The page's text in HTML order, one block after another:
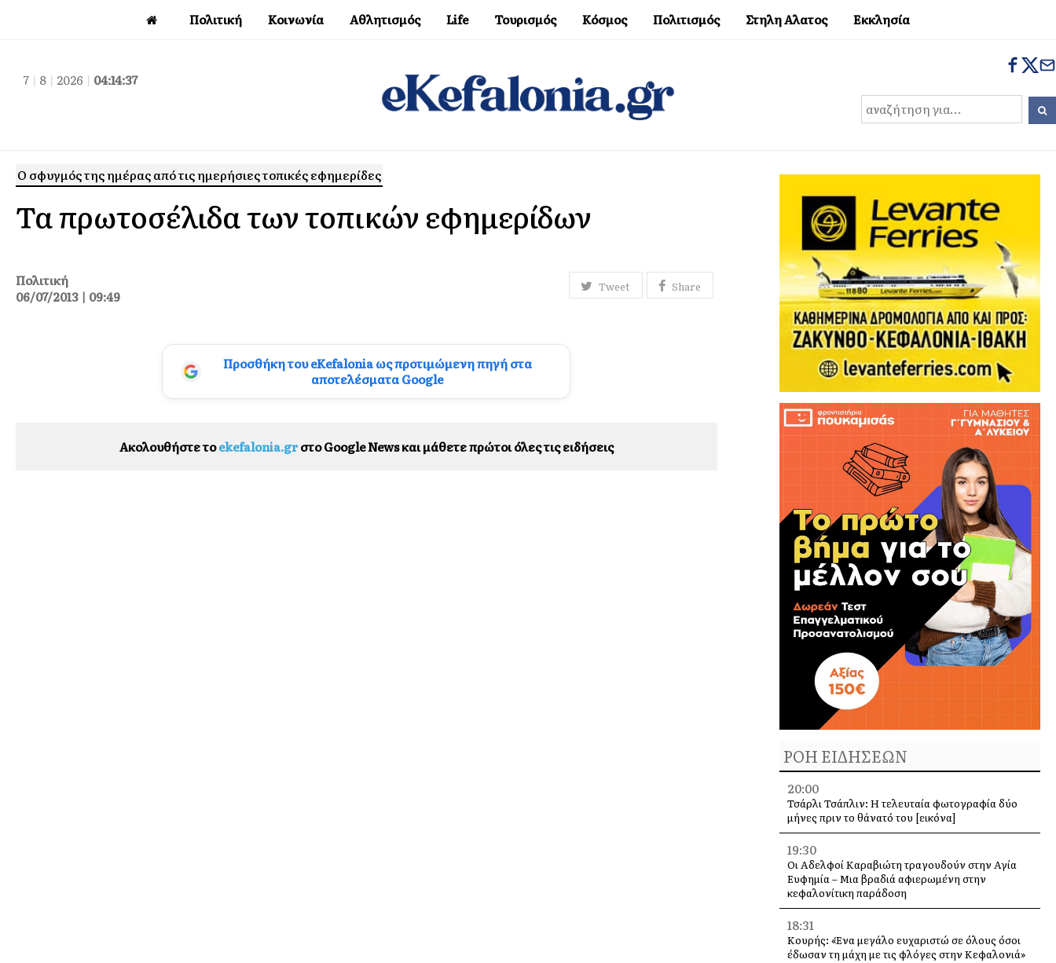
Πολιτική Κοινωνία Αθλητισμός Life Τουρισμός Κόσμος Πολιτισμός Στηλη Αλατος Εκκλησία
7 | 8 | 2026 | 04:14:38
Ο σφυγμός της ημέρας από τις ημερήσιες τοπικές εφημερίδες
Τα πρωτοσέλιδα των τοπικών εφημερίδων
Tweet Share
Πολιτική
06/07/2013 | 09:49
Προσθήκη του eKefalonia ως προτιμώμενη πηγή στα
αποτελέσματα Google
Ακολουθήστε τοekefalonia.grστο Google News και μάθετε πρώτοι όλες τις ειδήσεις
ΡΟΗ ΕΙΔΗΣΕΩΝ
20:00
Τσάρλι Τσάπλιν: Η τελευταία φωτογραφία δύο
μήνες πριν το θάνατό του [εικόνα]
19:30
Οι Αδελφοί Καραβιώτη τραγουδούν στην Αγία
Ευφημία – Μια βραδιά αφιερωμένη στην
κεφαλονίτικη παράδοση
18:31
Κουρής: «Ένα μεγάλο ευχαριστώ σε όλους όσοι
έδωσαν τη μάχη με τις φλόγες στην Κεφαλονιά»